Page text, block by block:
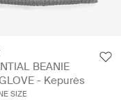
BEANIE
- Kepurės
SIZE